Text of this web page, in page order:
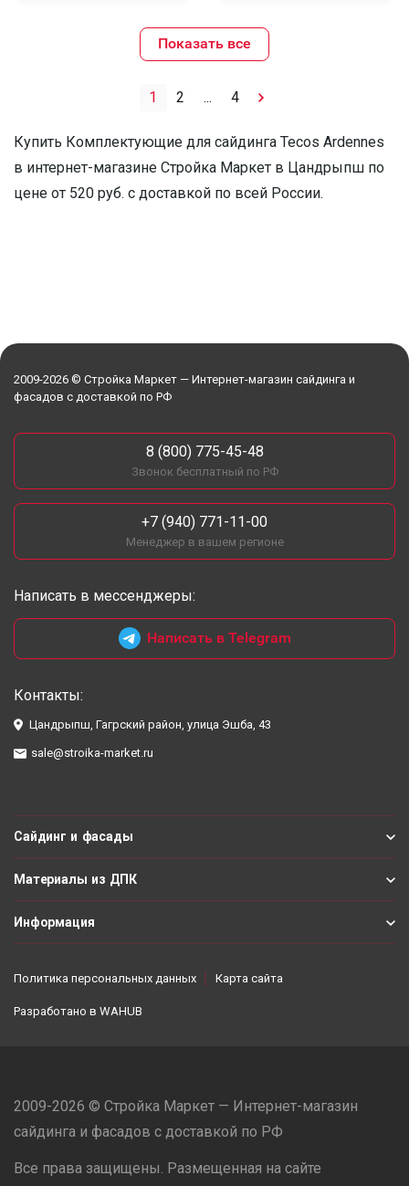
Показать все
1 2 ... 4
Купить Комплектующие для сайдинга Tecos Ardennes
в интернет-магазине Стройка Маркет в Цандрыпш по
цене от 520 руб. с доставкой по всей России.
2009-2026 © Стройка Маркет — Интернет-магазин сайдинга и
фасадов с доставкой по РФ
8 (800) 775-45-48
Звонок бесплатный по РФ
+7 (940) 771-11-00
Менеджер в вашем регионе
Написать в мессенджеры:
Написать в Telegram
Контакты:
Цандрыпш, Гагрский район, улица Эшба, 43
sale@stroika-market.ru
Сайдинг и фасады
Материалы из ДПК
Информация
Политика персональных данных Карта сайта
Разработано в WAHUB
2009-2026 © Стройка Маркет — Интернет-магазин
сайдинга и фасадов с доставкой по РФ
Все права защищены. Размещенная на сайте